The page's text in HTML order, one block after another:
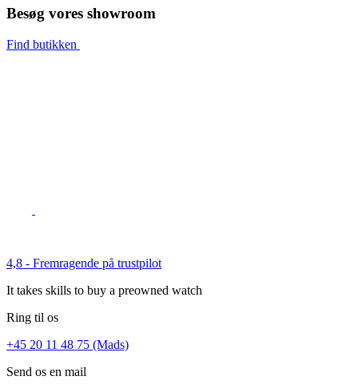
Besøg vores showroom
Find butikken
4,8 - Fremragende på trustpilot
It takes skills to buy a preowned watch
Ring til os
+45 20 11 48 75 (Mads)
Send os en mail